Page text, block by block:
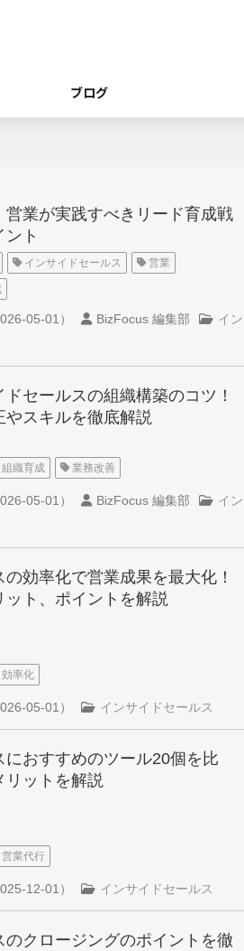
ブログ
業が実践すべきリード育成戦
ト
インサイドセールス 営業
05-01 ） BizFocus 編集部
イン
セールスの組織構築のコツ！
スキルを徹底解説
組織育成 業務改善
05-01 ） BizFocus 編集部
イン
効率化で営業成果を最大化！
ト、ポイントを解説
効率化
05-01 ） インサイドセールス
におすすめのツール20個を比
リットを解説
営業代行
12-01 ） インサイドセールス
のクロージングのポイントを徹